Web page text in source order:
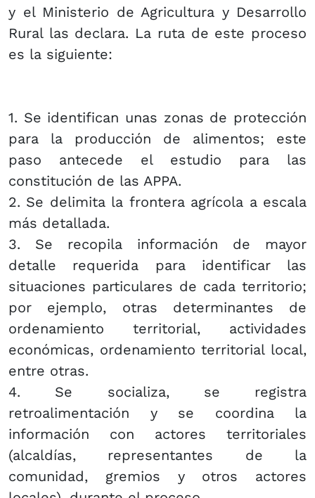
y el Ministerio de Agricultura y Desarrollo
Rural las declara. La ruta de este proceso
es la siguiente:
1. Se identifican unas zonas de protección
para la producción de alimentos; este
paso antecede el estudio para las
constitución de las APPA.
2. Se delimita la frontera agrícola a escala
más detallada.
3. Se recopila información de mayor
detalle requerida para identificar las
situaciones particulares de cada territorio;
por ejemplo, otras determinantes de
ordenamiento territorial, actividades
económicas, ordenamiento territorial local,
entre otras.
4. Se socializa, se registra
retroalimentación y se coordina la
información con actores territoriales
(alcaldías, representantes de la
comunidad, gremios y otros actores